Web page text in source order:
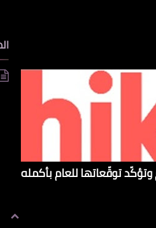
توقّعاتها للعام بأكمله